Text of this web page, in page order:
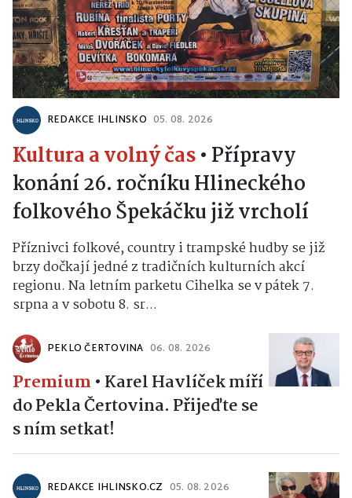
REDAKCE IHLINSKO 05. 08. 2026
Kultura a volný čas• Přípravy
konání 26. ročníku Hlineckého
folkového Špekáčku již vrcholí
Příznivci folkové, country i trampské hudby se již
brzy dočkají jedné z tradičních kulturních akcí
regionu. Na letním parketu Cihelka se v pátek 7.
srpna a v sobotu 8. sr...
PEKLO ČERTOVINA 06. 08. 2026
Premium • Karel Havlíček míří
do Pekla Čertovina. Přijeďte se
s ním setkat!
REDAKCE IHLINSKO.CZ 05. 08. 2026